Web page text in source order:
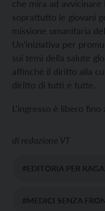
che mira ad avvicinare
soprattutto le giovani
missione umanitaria
Un’iniziativa per
sui temi della salute
affinché il diritto alla
diritto di tutti e tutte.
L’ingresso è libero
di redazione VT
#EDITORIA PER
#MEDICI SENZA